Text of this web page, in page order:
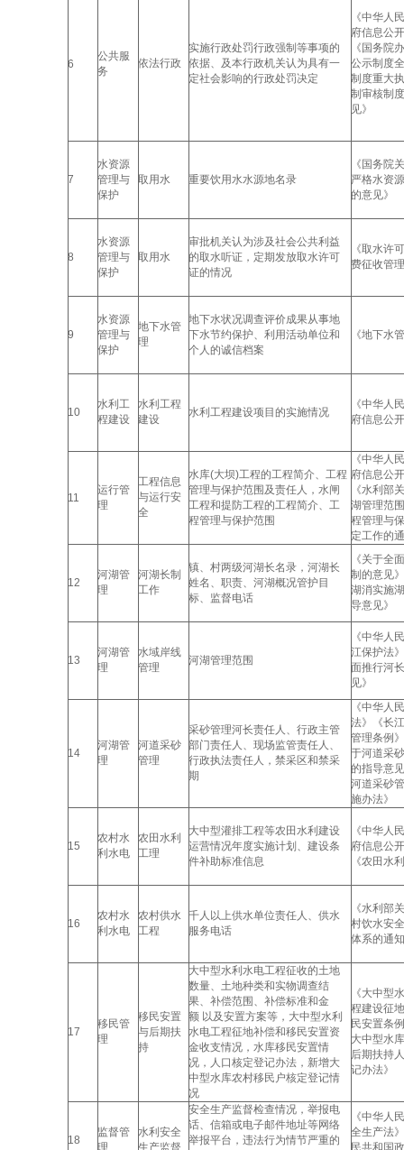
6
公共服
务
依法行政
实施行政处罚行政强制等事项的
依据、及本行政机关认为具有一
定社会影响的行政处罚决定
《中华人
府信息公
《国务院
公示制度
制度重大
制审核制
见》
7
水资源
管理与
保护
取用水 重要饮用水水源地名录
《国务院
严格水资
的意见》
8
水资源
管理与
保护
取用水
审批机关认为涉及社会公共利益
的取水听证，定期发放取水许可
证的情况
《取水许
费征收管
9
水资源
管理与
保护
地下水管
理
地下水状况调查评价成果从事地
下水节约保护、利用活动单位和
个人的诚信档案
《地下水
10
水利工
程建设
水利工程
建设
水利工程建设项目的实施情况
《中华人
府信息公
11
运行管
理
工程信息
与运行安
全
水库(大坝)工程的工程简介、工程
管理与保护范围及责任人，水闸
工程和提防工程的工程简介、工
程管理与保护范围
《中华人
府信息公
《水利部
湖管理范
程管理与
定工作的
12
河湖管
理
河湖长制
工作
镇、村两级河湖长名录，河湖长
姓名、职责、河湖概况管护目
标、监督电话
《关于全
制的意见
湖消实施
导意见》
13
河湖管
理
水域岸线
管理
河湖管理范围
《中华人
江保护法
面推行河
见》
14
河湖管
理
河道采砂
管理
采砂管理河长责任人、行政主管
部门责任人、现场监管责任人、
行政执法责任人，禁采区和禁采
期
《中华人
法》《长
管理条例
于河道采
的指导意
河道采砂
施办法》
15
农村水
利水电
农田水利
工理
大中型灌排工程等农田水利建设
运营情况年度实施计划、建设条
件补助标准信息
《中华人
府信息公
《农田水
16
农村水
利水电
农村供水
工程
千人以上供水单位责任人、供水
服务电话
《水利部
村饮水安
体系的通
17
移民管
理
移民安置
与后期扶
持
大中型水利水电工程征收的土地
数量、土地种类和实物调查结
果、补偿范围、补偿标准和金
额 以及安置方案等，大中型水利
水电工程征地补偿和移民安置资
金收支情况，水库移民安置情
况，人口核定登记办法，新增大
中型水库农村移民户核定登记情
况
《大中型
程建设征
民安置条
大中型水
后期扶持
记办法》
18
监督管
理
水利安全
生产监督
安全生产监督检查情况，举报电
话、信箱或电子邮件地址等网络
举报平台，违法行为情节严重的
《中华人
全生产法
民共和国